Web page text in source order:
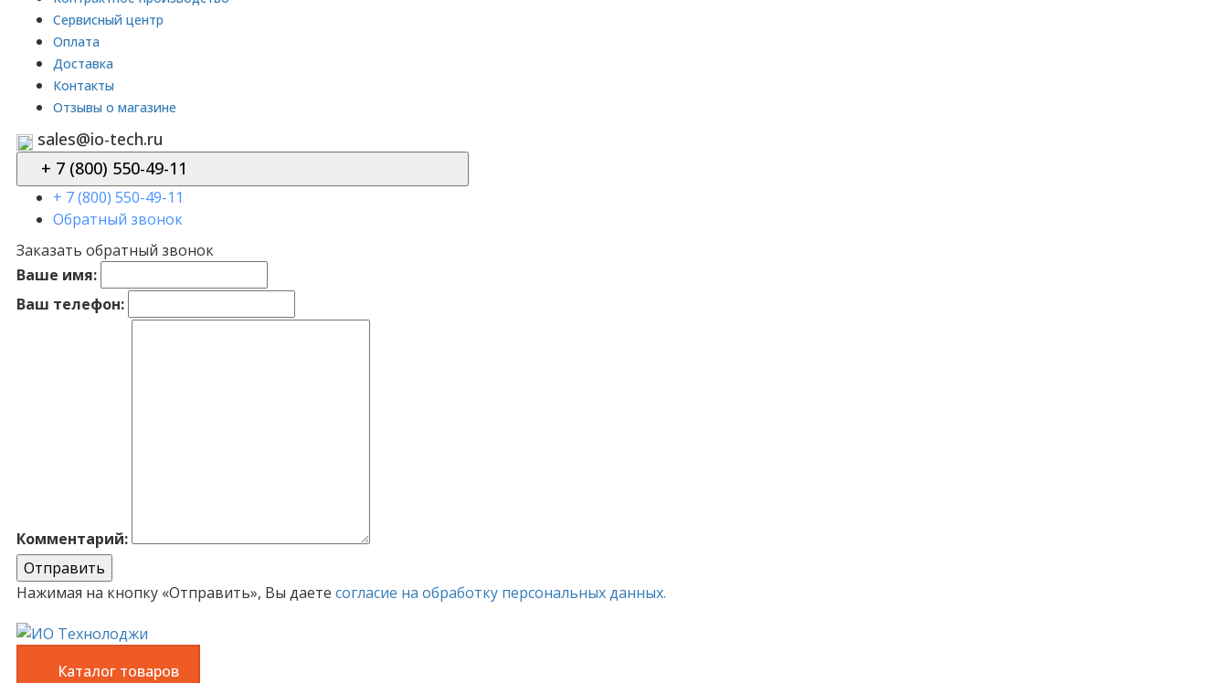
Сервисный центр
Оплата
Доставка
Контакты
Отзывы о магазине
sales@io-tech.ru
+ 7 (800) 550-49-11
+ 7 (800) 550-49-11
Обратный звонок
Заказать обратный звонок
Ваше имя:
Ваш телефон:
Комментарий:
Отправить
Нажимая на кнопку «Отправить», Вы даете согласие на обработку персональных данных.
Каталог товаров